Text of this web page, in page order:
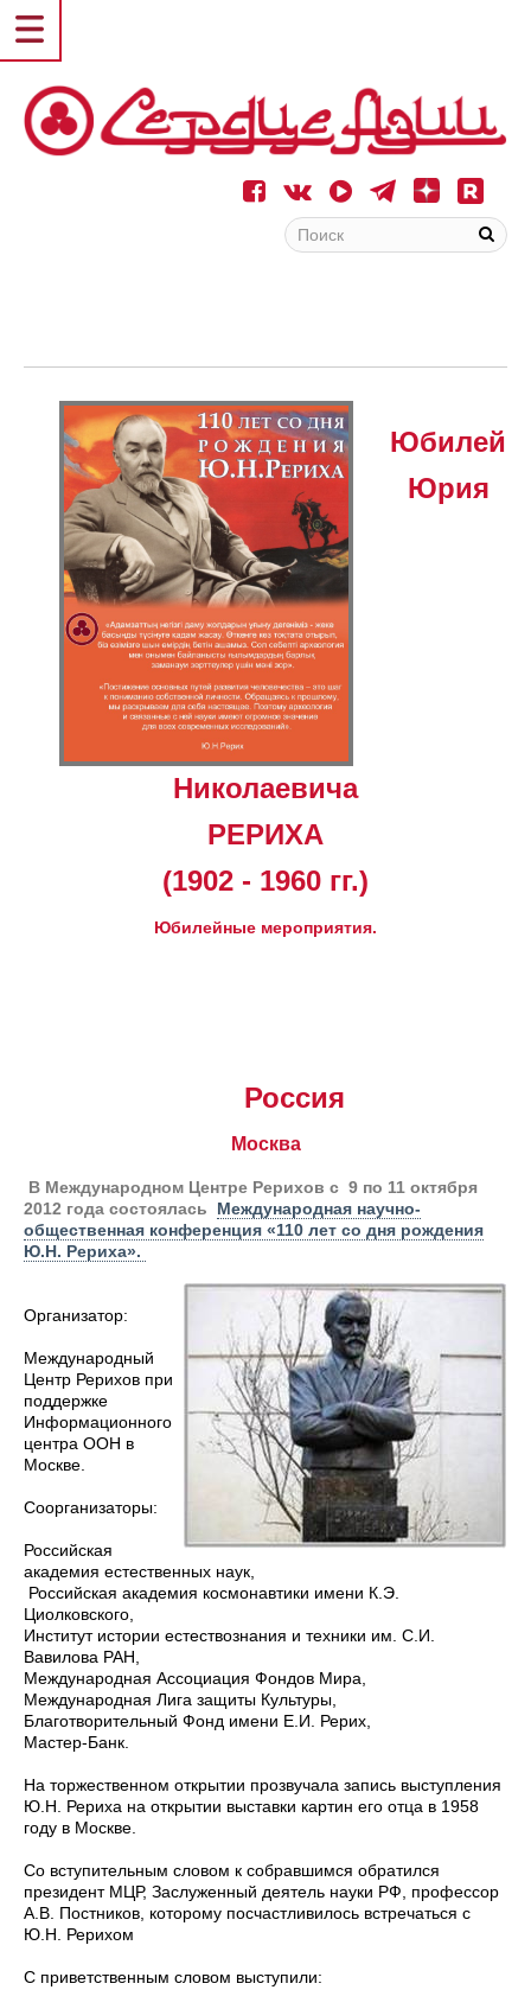
Юбилей
Юрия
Николаевича
РЕРИХА
(1902 - 1960 гг.)
Юбилейные мероприятия.
Россия
Москва
В Международном Центре Рерихов с 9 по 11 октября
2012 года состоялась Международная научно-
общественная конференция «110 лет со дня рождения
Ю.Н. Рериха».
Организатор:
Международный
Центр Рерихов при
поддержке
Информационного
центра ООН в
Москве.
Соорганизаторы:
Российская
академия естественных наук,
Российская академия космонавтики имени К.Э.
Циолковского,
Институт истории естествознания и техники им. С.И.
Вавилова РАН,
Международная Ассоциация Фондов Мира,
Международная Лига защиты Культуры,
Благотворительный Фонд имени Е.И. Рерих,
Мастер-Банк.
На торжественном открытии прозвучала запись выступления
Ю.Н. Рериха на открытии выставки картин его отца в 1958
году в Москве.
Со вступительным словом к собравшимся обратился
президент МЦР, Заслуженный деятель науки РФ, профессор
А.В. Постников, которому посчастливилось встречаться с
Ю.Н. Рерихом
С приветственным словом выступили: